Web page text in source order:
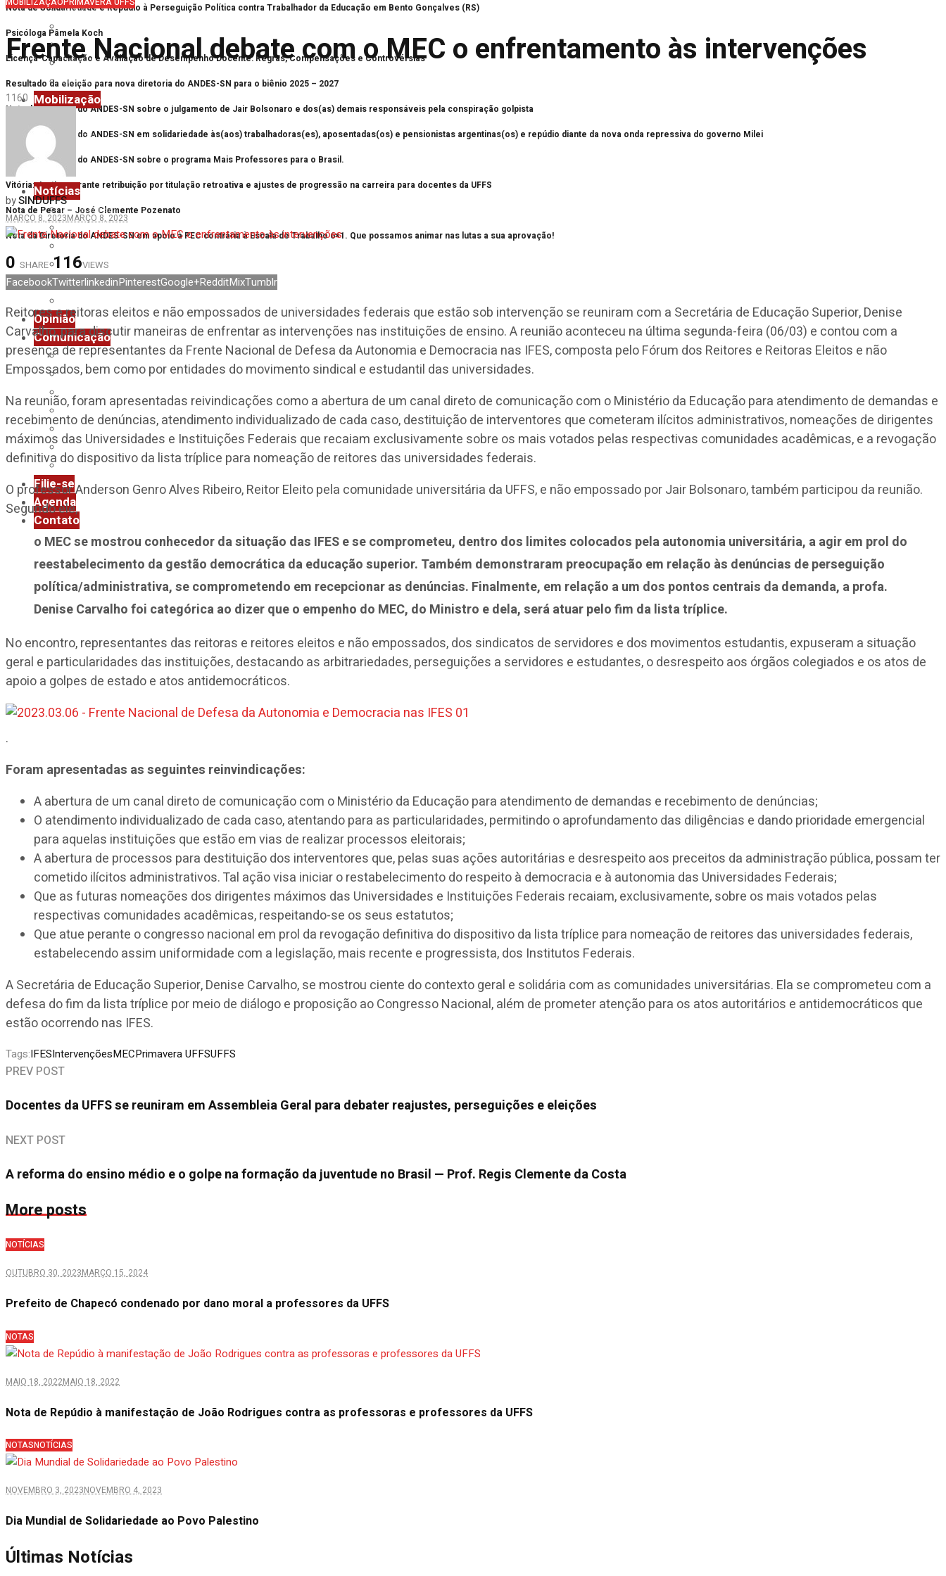
Nota de Solidariedade e Repúdio à Perseguição Política contra Trabalhador da Educação em Bento Gonçalves (RS)
Psicóloga Pâmela Koch
Licença-Capacitação e Avaliação de Desempenho Docente: Regras, Compensações e Controvérsias
Resultado da eleição para nova diretoria do ANDES-SN para o biênio 2025 – 2027
Nota da Diretoria do ANDES-SN sobre o julgamento de Jair Bolsonaro e dos(as) demais responsáveis pela conspiração golpista
Nota da Diretoria do ANDES-SN em solidariedade às(aos) trabalhadoras(es), aposentadas(os) e pensionistas argentinas(os) e repúdio diante da nova onda repressiva do governo Milei
Nota da Diretoria do ANDES-SN sobre o programa Mais Professores para o Brasil.
Vitória: Justiça garante retribuição por titulação retroativa e ajustes de progressão na carreira para docentes da UFFS
Nota de Pesar – José Clemente Pozenato
Nota da Diretoria do ANDES-SN em apoio à PEC contrária à Escala de Trabalho 6×1. Que possamos animar nas lutas a sua aprovação!
Chapecó
Erechim
Laranjeiras do Sul
Passo Fundo
Realeza
Mobilização
Mutirão
Primavera UFFS
Reforma Administrativa
Notícias
Assembleias
Eventos
Mobilização
Nacional
Opinião
Comunicação
Assessoria de Imprensa
Boletim Diário
Boletim Impresso
Clipping ANDES-SN
InformANDES
Notas
Revista Universidade & Sociedade
Filie-se
Agenda
Contato
Frente Nacional debate com o MEC o enfrentamento às intervenções
1160
bySINDUFFS
MARÇO 8, 2023MARÇO 8, 2023
0 SHARE 116VIEWS
FacebookTwitterlinkedinPinterestGoogle+RedditMixTumblr
Reitores e reitoras eleitos e não empossados de universidades federais que estão sob intervenção se reuniram com a Secretária de Educação Superior, Denise
Carvalho, para discutir maneiras de enfrentar as intervenções nas instituições de ensino. A reunião aconteceu na última segunda-feira (06/03) e contou com a
presença de representantes da Frente Nacional de Defesa da Autonomia e Democracia nas IFES, composta pelo Fórum dos Reitores e Reitoras Eleitos e não
Empossados, bem como por entidades do movimento sindical e estudantil das universidades.
Na reunião, foram apresentadas reivindicações como a abertura de um canal direto de comunicação com o Ministério da Educação para atendimento de demandas e
recebimento de denúncias, atendimento individualizado de cada caso, destituição de interventores que cometeram ilícitos administrativos, nomeações de dirigentes
máximos das Universidades e Instituições Federais que recaiam exclusivamente sobre os mais votados pelas respectivas comunidades acadêmicas, e a revogação
definitiva do dispositivo da lista tríplice para nomeação de reitores das universidades federais.
O professor Anderson Genro Alves Ribeiro, Reitor Eleito pela comunidade universitária da UFFS, e não empossado por Jair Bolsonaro, também participou da reunião.
Segundo ele,
o MEC se mostrou conhecedor da situação das IFES e se comprometeu, dentro dos limites colocados pela autonomia universitária, a agir em prol do
reestabelecimento da gestão democrática da educação superior. Também demonstraram preocupação em relação às denúncias de perseguição
política/administrativa, se comprometendo em recepcionar as denúncias. Finalmente, em relação a um dos pontos centrais da demanda, a profa.
Denise Carvalho foi categórica ao dizer que o empenho do MEC, do Ministro e dela, será atuar pelo fim da lista tríplice.
No encontro, representantes das reitoras e reitores eleitos e não empossados, dos sindicatos de servidores e dos movimentos estudantis, expuseram a situação
geral e particularidades das instituições, destacando as arbitrariedades, perseguições a servidores e estudantes, o desrespeito aos órgãos colegiados e os atos de
apoio a golpes de estado e atos antidemocráticos.
.
Foram apresentadas as seguintes reinvindicações:
A abertura de um canal direto de comunicação com o Ministério da Educação para atendimento de demandas e recebimento de denúncias;
O atendimento individualizado de cada caso, atentando para as particularidades, permitindo o aprofundamento das diligências e dando prioridade emergencial
para aquelas instituições que estão em vias de realizar processos eleitorais;
A abertura de processos para destituição dos interventores que, pelas suas ações autoritárias e desrespeito aos preceitos da administração pública, possam ter
cometido ilícitos administrativos. Tal ação visa iniciar o restabelecimento do respeito à democracia e à autonomia das Universidades Federais;
Que as futuras nomeações dos dirigentes máximos das Universidades e Instituições Federais recaiam, exclusivamente, sobre os mais votados pelas
respectivas comunidades acadêmicas, respeitando-se os seus estatutos;
Que atue perante o congresso nacional em prol da revogação definitiva do dispositivo da lista tríplice para nomeação de reitores das universidades federais,
estabelecendo assim uniformidade com a legislação, mais recente e progressista, dos Institutos Federais.
A Secretária de Educação Superior, Denise Carvalho, se mostrou ciente do contexto geral e solidária com as comunidades universitárias. Ela se comprometeu com a
defesa do fim da lista tríplice por meio de diálogo e proposição ao Congresso Nacional, além de prometer atenção para os atos autoritários e antidemocráticos que
estão ocorrendo nas IFES.
Tags:IFESIntervençõesMECPrimavera UFFSUFFS
PREV POST
Docentes da UFFS se reuniram em Assembleia Geral para debater reajustes, perseguições e eleições
NEXT POST
A reforma do ensino médio e o golpe na formação da juventude no Brasil — Prof. Regis Clemente da Costa
More posts
NOTÍCIAS
OUTUBRO 30, 2023MARÇO 15, 2024
Prefeito de Chapecó condenado por dano moral a professores da UFFS
NOTAS
MAIO 18, 2022MAIO 18, 2022
Nota de Repúdio à manifestação de João Rodrigues contra as professoras e professores da UFFS
NOTASNOTÍCIAS
NOVEMBRO 3, 2023NOVEMBRO 4, 2023
Dia Mundial de Solidariedade ao Povo Palestino
Últimas Notícias